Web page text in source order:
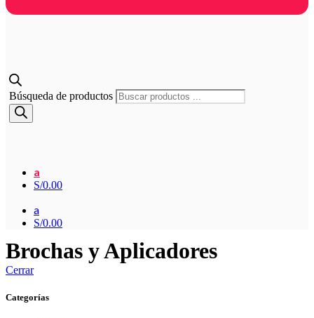
Búsqueda de productos
a
S/0.00
a
S/0.00
Brochas y Aplicadores
Cerrar
Categorías